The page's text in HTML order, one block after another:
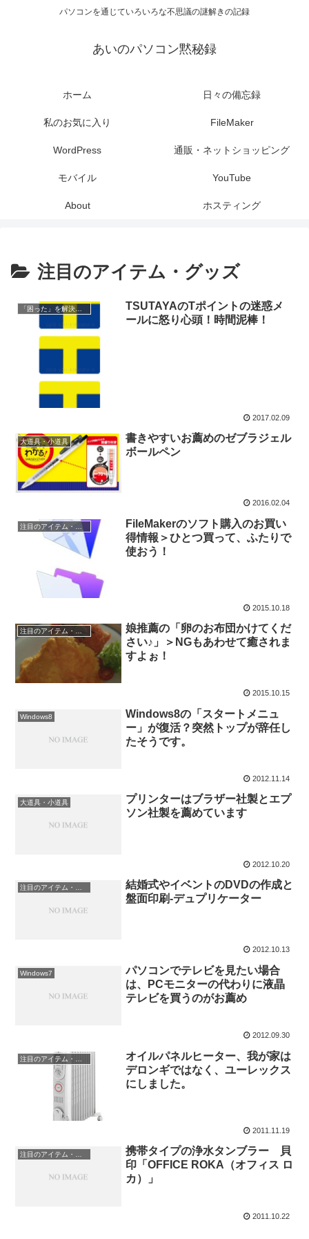
パソコンを通じていろいろな不思議の謎解きの記録
あいのパソコン黙秘録
ホーム 日々の備忘録
私のお気に入り FileMaker
WordPress 通販・ネットショッピング
モバイル YouTube
About ホスティング
注目のアイテム・グッズ
「困った」を解決する
TSUTAYAのTポイントの迷惑メ
ールに怒り心頭！時間泥棒！
2017.02.09
大道具・小道具
書きやすいお薦めのゼブラジェル
ボールペン
2016.02.04
注目のアイテム・グッズ
FileMakerのソフト購入のお買い
得情報＞ひとつ買って、ふたりで
使おう！
2015.10.18
注目のアイテム・グッズ
娘推薦の「卵のお布団かけてくだ
さい♪」＞NGもあわせて癒されま
すよぉ！
2015.10.15
Windows8
Windows8の「スタートメニュ
ー」が復活？突然トップが辞任し
たそうです。
2012.11.14
大道具・小道具
プリンターはブラザー社製とエプ
ソン社製を薦めています
2012.10.20
注目のアイテム・グッズ
結婚式やイベントのDVDの作成と
盤面印刷-デュプリケーター
2012.10.13
Windows7
パソコンでテレビを見たい場合
は、PCモニターの代わりに液晶
テレビを買うのがお薦め
2012.09.30
オイルパネルヒーター、我が家は
デロンギではなく、ユーレックス
にしました。
2011.11.19
携帯タイプの浄水タンブラー 貝
印「OFFICE ROKA（オフィス ロ
カ）」
2011.10.22